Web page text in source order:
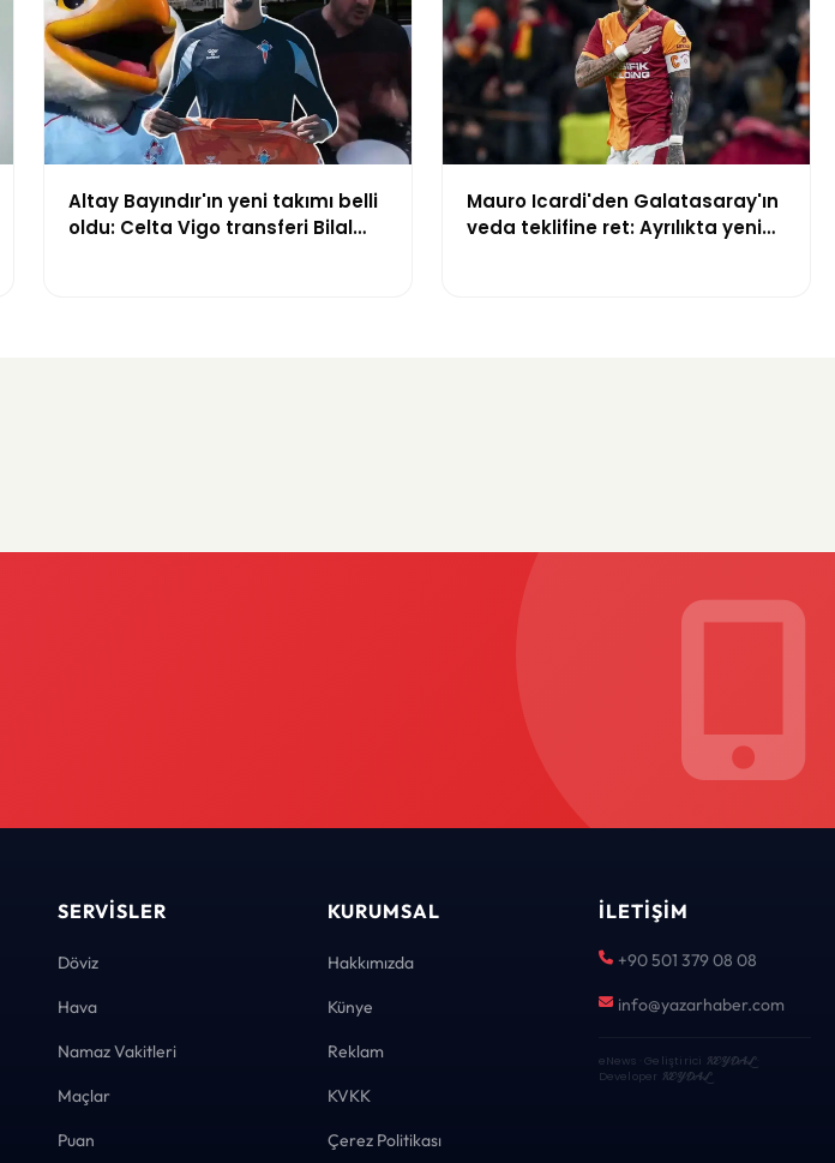
Altay Bayındır'ın yeni takımı belli
oldu: Celta Vigo transferi Bilal
Mauro Icardi'den Galatasaray'ın
veda teklifine ret: Ayrılıkta yeni
SERVISLER
Döviz
Hava
Namaz Vakitleri
Maçlar
Puan
KURUMSAL
Hakkımızda
Künye
Reklam
KVKK
Çerez Politikası
İLETIŞIM
+90 501 379 08 08
info@yazarhaber.com
eNews · Geliştirici KEYDAL·
Developer KEYDAL